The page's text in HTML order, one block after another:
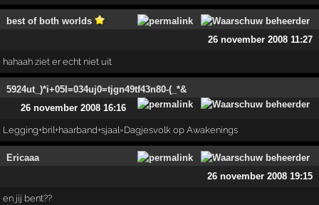
best of both worlds
26 november 2008 11:27
hahaah ziet er echt niet uit
5924ut_)*i+05I=034uj0=tjgn49tf43n80-(_*&
26 november 2008 16:16
Legging+bril+haarband+sjaal=Dagjesvolk op Awakenings
Ericaaa
26 november 2008 19:15
en jij bent??